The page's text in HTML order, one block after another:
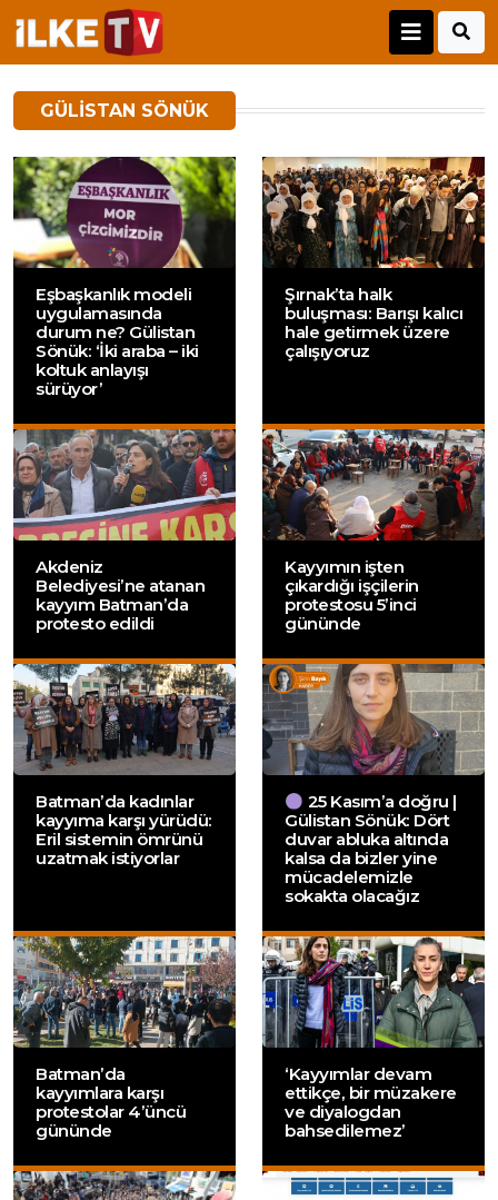
GÜLISTAN SÖNÜK
Eşbaşkanlık modeli
uygulamasında
durum ne? Gülistan
Sönük: ‘İki araba – iki
koltuk anlayışı
sürüyor’
Şırnak’ta halk
buluşması: Barışı kalıcı
hale getirmek üzere
çalışıyoruz
Akdeniz
Belediyesi’ne atanan
kayyım Batman’da
protesto edildi
Kayyımın işten
çıkardığı işçilerin
protestosu 5’inci
gününde
Batman’da kadınlar
kayyıma karşı yürüdü:
Eril sistemin ömrünü
uzatmak istiyorlar
25 Kasım’a doğru |
Gülistan Sönük: Dört
duvar abluka altında
kalsa da bizler yine
mücadelemizle
sokakta olacağız
Batman’da
kayyımlara karşı
protestolar 4’üncü
gününde
‘Kayyımlar devam
ettikçe, bir müzakere
ve diyalogdan
bahsedilemez’